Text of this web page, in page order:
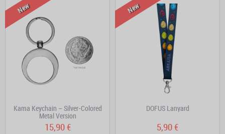
New
Kama Keychain – Silver-Colored
Metal Version
15,90 €
New
DOFUS Lanyard
5,90 €